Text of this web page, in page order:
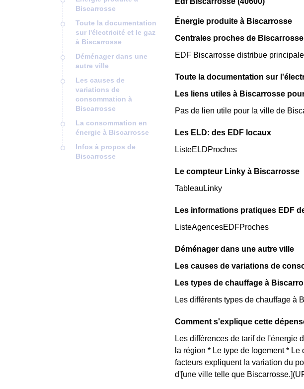
Biscarrosse
Toute la documentation
sur l'électricité et le gaz
à Biscarrosse
Déménager dans une
autre ville
Les causes de
variations de
consommation à
Biscarrosse
La consommation en
énergie à Biscarrosse
Infos à propos de
Biscarrosse
Énergie produite à Biscarrosse
Centrales proches de Biscarrosse
EDF Biscarrosse distribue
Toute la documentation sur
Les liens utiles à Biscarrosse
Pas de lien utile pour la ville de
Les ELD: des EDF locaux
ListeELDProches
Le compteur Linky à Biscarrosse
TableauLinky
Les informations pratiques EDF
ListeAgencesEDFProches
Déménager dans une autre ville
Les causes de variations de
Les types de chauffage à
Les différents types de chauffage à
Comment s'explique cette
Les différences de tarif de l'énergie
la région * Le type de logement *
facteurs expliquent la variation du
d'[une ville telle que